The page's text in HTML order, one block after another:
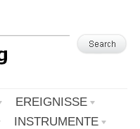
EREIGNISSE
INSTRUMENTE